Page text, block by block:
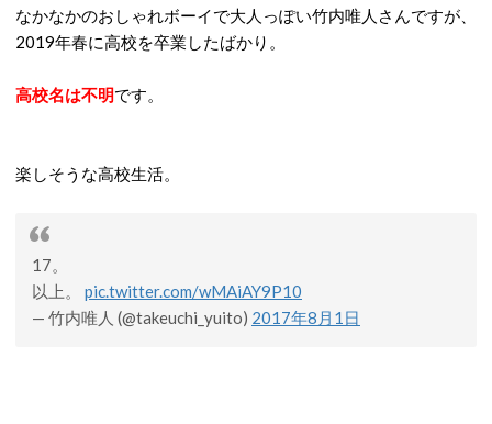
なかなかのおしゃれボーイで大人っぽい竹内唯人さんですが、
2019年春に高校を卒業したばかり。
高校名は不明です。
楽しそうな高校生活。
17。
以上。 pic.twitter.com/wMAiAY9P10
— 竹内唯人 (@takeuchi_yuito) 2017年8月1日